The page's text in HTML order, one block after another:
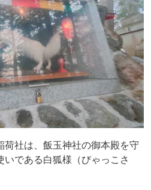
社は、飯玉神社の御本殿を守
である白狐様（びゃっこさ